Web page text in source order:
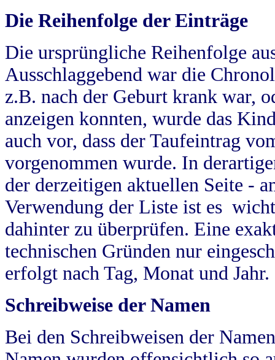
Die Reihenfolge der Einträge
Die ursprüngliche Reihenfolge
Ausschlaggebend war die
z.B. nach der Geburt krank war,
anzeigen konnten, wurde das
auch vor, dass der Taufeintrag
vorgenommen wurde. In
der derzeitigen aktuellen Seite -
Verwendung der Liste ist es
dahinter zu überprüfen. Eine
technischen Gründen nur
erfolgt nach Tag, Monat und Jahr.
Schreibweise der Namen
Bei den Schreibweisen der